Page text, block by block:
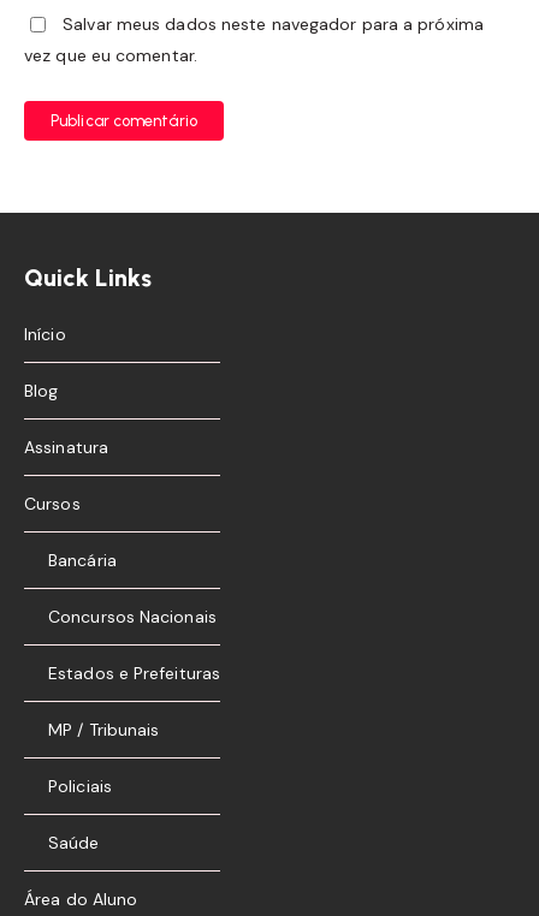
Salvar meus dados neste navegador para a próxima
vez que eu comentar.
Publicar comentário
Quick Links
Início
Blog
Assinatura
Cursos
Bancária
Concursos Nacionais
Estados e Prefeituras
MP / Tribunais
Policiais
Saúde
Área do Aluno